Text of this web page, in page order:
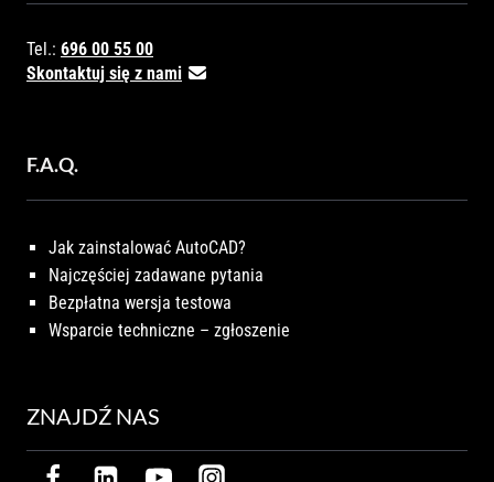
Tel.: 696 00 55 00
Skontaktuj się z nami
F.A.Q.
Jak zainstalować AutoCAD?
Najczęściej zadawane pytania
Bezpłatna wersja testowa
Wsparcie techniczne – zgłoszenie
ZNAJDŹ NAS